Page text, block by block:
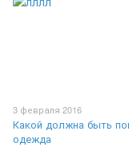
3 февраля 2016
Какой должна быть
одежда